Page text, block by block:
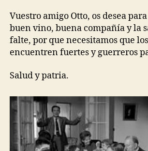
Vuestro amigo Otto, os desea
buen vino, buena compañía y la
falte, por que necesitamos que
encuentren fuertes y guerreros
Salud y patria.